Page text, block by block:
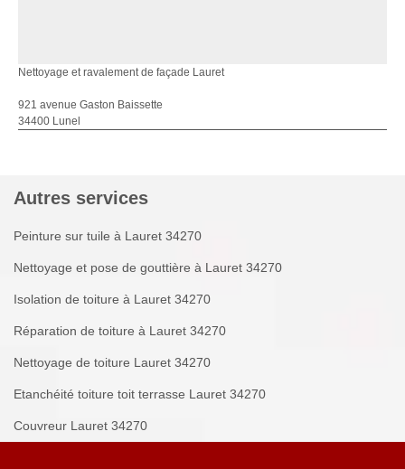
Nettoyage et ravalement de façade Lauret
921 avenue Gaston Baissette
34400 Lunel
Autres services
Peinture sur tuile à Lauret 34270
Nettoyage et pose de gouttière à Lauret 34270
Isolation de toiture à Lauret 34270
Réparation de toiture à Lauret 34270
Nettoyage de toiture Lauret 34270
Etanchéité toiture toit terrasse Lauret 34270
Couvreur Lauret 34270